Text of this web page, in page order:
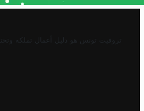
تروفيت تونس هو دليل أعمال تملكه